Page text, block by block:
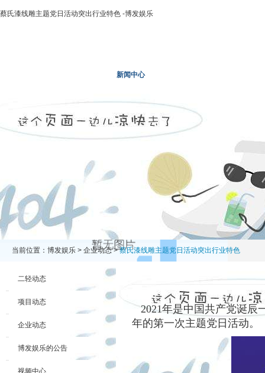
蔡氏漆线雕主题党日活动突出行业特色 -博发娱乐
新闻中心
当前位置： 博发娱乐 > 企业动态>蔡氏漆线雕主题党日活动突出行业特色
二轻动态
项目动态
企业动态
博发娱乐的公告
视频中心
2021年是中国共产党诞辰
年的第一次主题党日活动。